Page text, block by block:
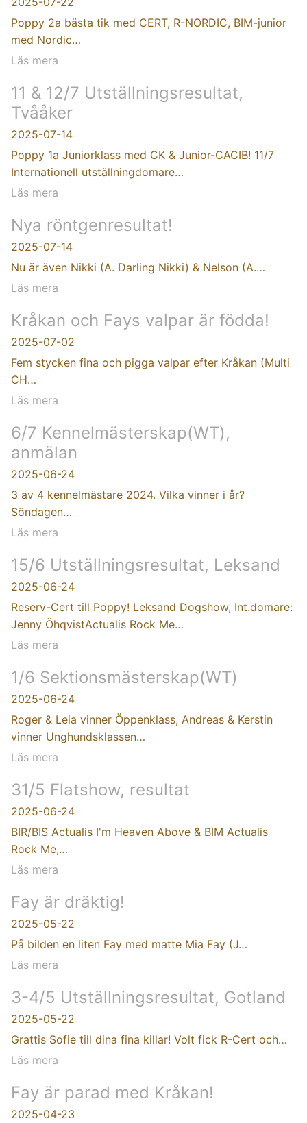
Poppy 2a bästa tik med CERT, R-NORDIC, BIM-junior
med Nordic…
Läs mera
11 & 12/7 Utställningsresultat,
Tvååker
2025-07-14
Poppy 1a Juniorklass med CK & Junior-CACIB! 11/7
Internationell utställningdomare…
Läs mera
Nya röntgenresultat!
2025-07-14
Nu är även Nikki (A. Darling Nikki) & Nelson (A.…
Läs mera
Kråkan och Fays valpar är födda!
2025-07-02
Fem stycken fina och pigga valpar efter Kråkan (Multi
CH…
Läs mera
6/7 Kennelmästerskap(WT),
anmälan
2025-06-24
3 av 4 kennelmästare 2024. Vilka vinner i år?
Söndagen…
Läs mera
15/6 Utställningsresultat, Leksand
2025-06-24
Reserv-Cert till Poppy! Leksand Dogshow, Int.domare:
Jenny ÖhqvistActualis Rock Me…
Läs mera
1/6 Sektionsmästerskap(WT)
2025-06-24
Roger & Leia vinner Öppenklass, Andreas & Kerstin
vinner Unghundsklassen…
Läs mera
31/5 Flatshow, resultat
2025-06-24
BIR/BIS Actualis I'm Heaven Above & BIM Actualis
Rock Me,…
Läs mera
Fay är dräktig!
2025-05-22
På bilden en liten Fay med matte Mia Fay (J…
Läs mera
3-4/5 Utställningsresultat, Gotland
2025-05-22
Grattis Sofie till dina fina killar! Volt fick R-Cert och…
Läs mera
Fay är parad med Kråkan!
2025-04-23